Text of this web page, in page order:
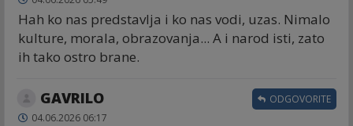
Hah ko nas predstavlja i ko nas vodi, uzas. Nimalo
kulture, morala, obrazovanja... A i narod isti, zato
ih tako ostro brane.
GAVRILO
04.06.2026 06:17
ODGOVORITE